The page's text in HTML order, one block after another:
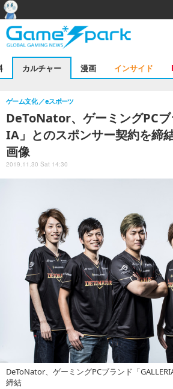
カルチャー 漫画 インサイド
DeToNator、ゲーミングPCブ
IA」とのスポンサー契約を締
画像
ゲーム文化 eスポーツ
2019.11.30 Sat 14:30
DeToNator、ゲーミングPCブランド「
締結